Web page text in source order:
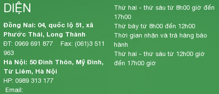
DIỆN
Đồng Nai: 04, quốc lộ 51, xã
Phước Thái, Long Thành
ĐT: 0969 691 877 Fax: (061)3 511
963
Hà Nội: 50 Đình Thôn, Mỹ Đình,
Từ Liêm, Hà Nội
HP: 0989 313 177
Email:
Thứ hai - thứ sáu từ 8h00 giờ đến
17h00
Thứ bảy từ 8h00 đến 12h00
Thời gian nhận và trả hàng bảo
hành
Thứ hai - thứ sáu từ 12h00 giờ
đến 17h00 giờ